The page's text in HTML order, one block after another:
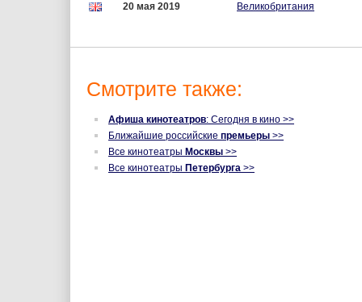
20 мая 2019 Великобритания
Смотрите также:
Афиша кинотеатров: Сегодня в кино >>
Ближайшие российские премьеры >>
Все кинотеатры Москвы >>
Все кинотеатры Петербурга >>